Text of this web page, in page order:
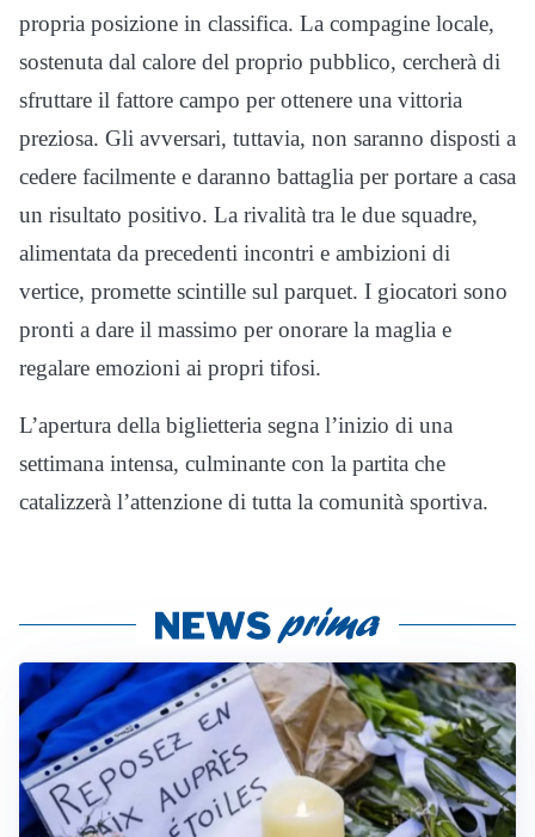
propria posizione in classifica. La compagine locale,
sostenuta dal calore del proprio pubblico, cercherà di
sfruttare il fattore campo per ottenere una vittoria
preziosa. Gli avversari, tuttavia, non saranno disposti a
cedere facilmente e daranno battaglia per portare a casa
un risultato positivo. La rivalità tra le due squadre,
alimentata da precedenti incontri e ambizioni di
vertice, promette scintille sul parquet. I giocatori sono
pronti a dare il massimo per onorare la maglia e
regalare emozioni ai propri tifosi.
L’apertura della biglietteria segna l’inizio di una
settimana intensa, culminante con la partita che
catalizzerà l’attenzione di tutta la comunità sportiva.